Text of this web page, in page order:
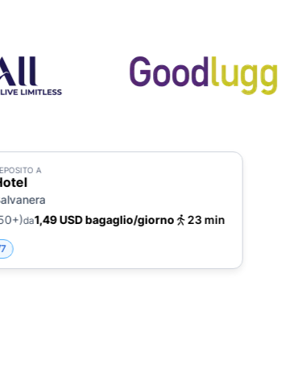
A
da1,49 USD bagaglio/giorno
23 min